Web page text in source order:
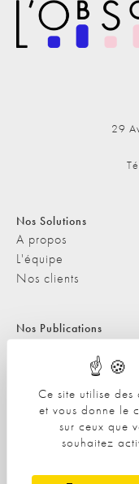
Ce site utilise des
et vous donne le
sur ceux que
souhaitez
29
Nos Solutions
A propos
L'équipe
Nos clients
Nos Publications
Les Podcasts de
L'ObSoCo dans les
Contacts
Nous contacter